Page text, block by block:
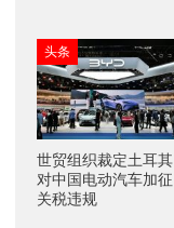
头条
世贸组织裁定土耳其
对中国电动汽车加征
关税违规